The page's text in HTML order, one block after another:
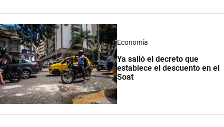
Economía
Ya salió el decreto que
establece el descuento en el
Soat